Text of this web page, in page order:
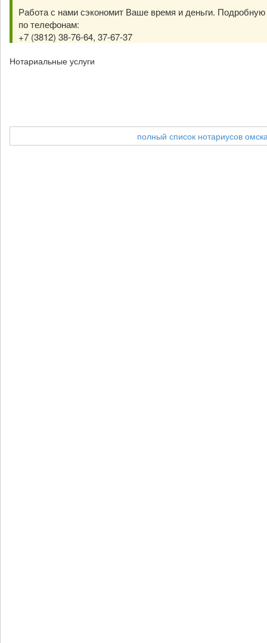
Работа с нами сэкономит Ваше время и деньги.
по телефонам:
+7 (3812) 38-76-64, 37-67-37
Нотариальные услуги
полный список нотариусов